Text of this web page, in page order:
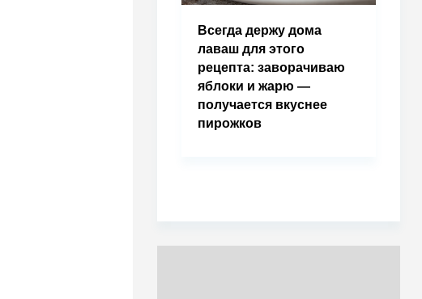
Всегда держу дома
лаваш для этого
рецепта: заворачиваю
яблоки и жарю —
получается вкуснее
пирожков